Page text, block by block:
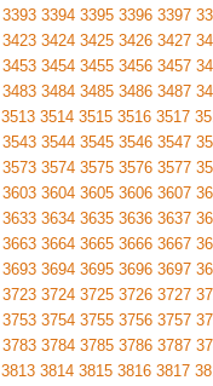
3393 3394 3395 3396 3397
3423 3424 3425 3426 3427
3453 3454 3455 3456 3457
3483 3484 3485 3486 3487
3513 3514 3515 3516 3517
3543 3544 3545 3546 3547
3573 3574 3575 3576 3577
3603 3604 3605 3606 3607
3633 3634 3635 3636 3637
3663 3664 3665 3666 3667
3693 3694 3695 3696 3697
3723 3724 3725 3726 3727
3753 3754 3755 3756 3757
3783 3784 3785 3786 3787
3813 3814 3815 3816 3817